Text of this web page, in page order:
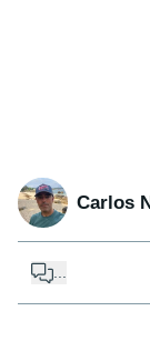
Carlos
...